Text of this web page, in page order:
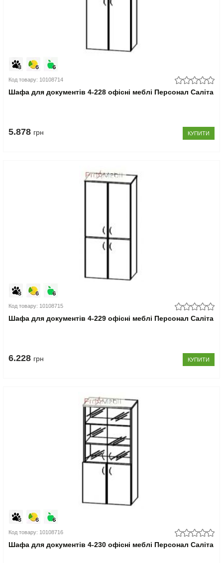
Код товару: 10108714
Шафа для документів 4-228 офісні меблі Персонал Саліта
5.878 грн КУПИТИ
Код товару: 10108715
Шафа для документів 4-229 офісні меблі Персонал Саліта
6.228 грн КУПИТИ
Код товару: 10108716
Шафа для документів 4-230 офісні меблі Персонал Саліта